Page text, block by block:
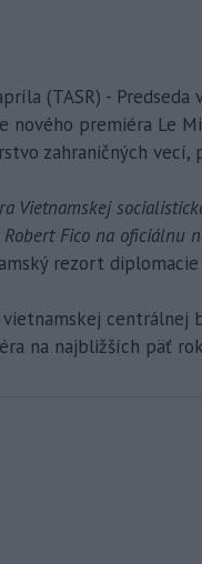
(TASR) -
nového premiéra Le
zahraničných vecí,
Vietnamskej
Fico na oficiálnu
rezort
vietnamskej centrálnej
na najbližších päť